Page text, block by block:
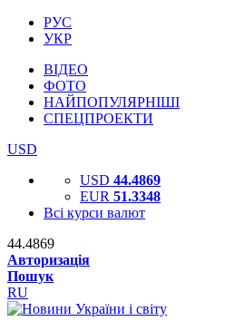
РУС
УКР
ВІДЕО
ФОТО
НАЙПОПУЛЯРНІШІ
СПЕЦПРОЕКТИ
USD
USD 44.4869
EUR 51.3348
Всі курси валют
44.4869
Авторизація
Пошук
RU